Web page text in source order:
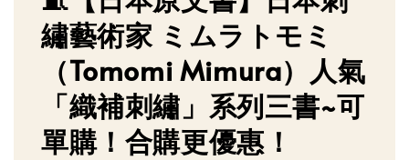
繡藝術家 ミムラトモミ
（Tomomi Mimura）人氣
「織補刺繡」系列三書~可
單購！合購更優惠！